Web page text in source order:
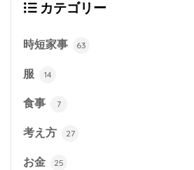
カテゴリー
時短家事 63
服 14
食事 7
考え方 27
お金 25